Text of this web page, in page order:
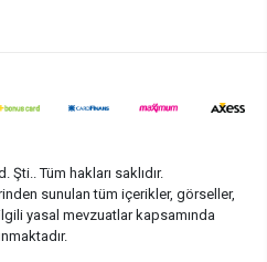
Tüm hakları saklıdır.
sunulan tüm içerikler, görseller,
yasal mevzuatlar kapsamında